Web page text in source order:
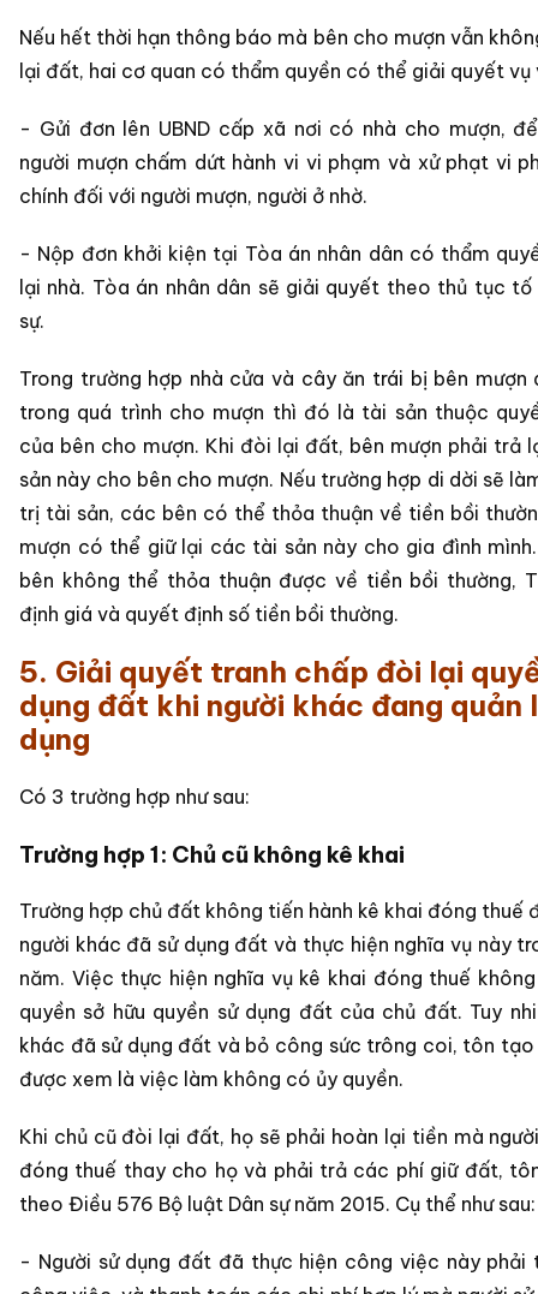
Nếu hết thời hạn thông báo mà bên cho mượn vẫn
lại đất, hai cơ quan có thẩm quyền có thể giải quyết vụ
- Gửi đơn lên UBND cấp xã nơi có nhà cho mượn,
người mượn chấm dứt hành vi vi phạm và xử phạt vi
chính đối với người mượn, người ở nhờ.
- Nộp đơn khởi kiện tại Tòa án nhân dân có thẩm
lại nhà. Tòa án nhân dân sẽ giải quyết theo thủ tục
sự.
Trong trường hợp nhà cửa và cây ăn trái bị bên mượn
trong quá trình cho mượn thì đó là tài sản thuộc
của bên cho mượn. Khi đòi lại đất, bên mượn phải trả
sản này cho bên cho mượn. Nếu trường hợp di dời sẽ
trị tài sản, các bên có thể thỏa thuận về tiền bồi
mượn có thể giữ lại các tài sản này cho gia đình
bên không thể thỏa thuận được về tiền bồi thường,
định giá và quyết định số tiền bồi thường.
5. Giải quyết tranh chấp đòi lại
dụng đất khi người khác đang quản
dụng
Có 3 trường hợp như sau:
Trường hợp 1: Chủ cũ không kê khai
Trường hợp chủ đất không tiến hành kê khai đóng thuế
người khác đã sử dụng đất và thực hiện nghĩa vụ này
năm. Việc thực hiện nghĩa vụ kê khai đóng thuế
quyền sở hữu quyền sử dụng đất của chủ đất. Tuy
khác đã sử dụng đất và bỏ công sức trông coi, tôn
được xem là việc làm không có ủy quyền.
Khi chủ cũ đòi lại đất, họ sẽ phải hoàn lại tiền mà
đóng thuế thay cho họ và phải trả các phí giữ đất,
theo Điều 576 Bộ luật Dân sự năm 2015. Cụ thể như sau:
- Người sử dụng đất đã thực hiện công việc này phải